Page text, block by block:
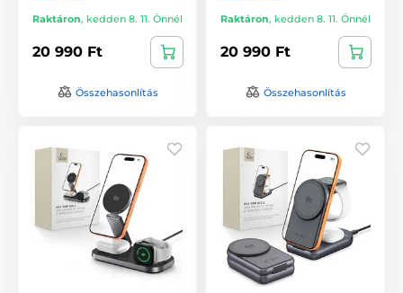
Raktáron, kedden 8. 11. Önnél
20 990 Ft
Összehasonlítás
Raktáron, kedden 8. 11. Önnél
20 990 Ft
Összehasonlítás